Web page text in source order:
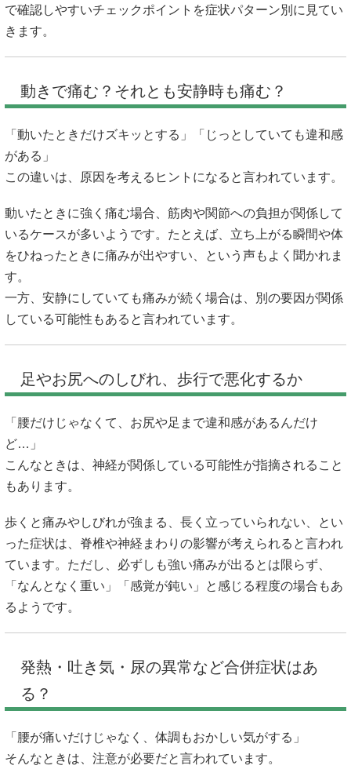
で確認しやすいチェックポイントを症状パターン別に見てい
きます。
動きで痛む？それとも安静時も痛む？
「動いたときだけズキッとする」「じっとしていても違和感
がある」
この違いは、原因を考えるヒントになると言われています。
動いたときに強く痛む場合、筋肉や関節への負担が関係して
いるケースが多いようです。たとえば、立ち上がる瞬間や体
をひねったときに痛みが出やすい、という声もよく聞かれま
す。
一方、安静にしていても痛みが続く場合は、別の要因が関係
している可能性もあると言われています。
足やお尻へのしびれ、歩行で悪化するか
「腰だけじゃなくて、お尻や足まで違和感があるんだけ
ど…」
こんなときは、神経が関係している可能性が指摘されること
もあります。
歩くと痛みやしびれが強まる、長く立っていられない、とい
った症状は、脊椎や神経まわりの影響が考えられると言われ
ています。ただし、必ずしも強い痛みが出るとは限らず、
「なんとなく重い」「感覚が鈍い」と感じる程度の場合もあ
るようです。
発熱・吐き気・尿の異常など合併症状はあ
る？
「腰が痛いだけじゃなく、体調もおかしい気がする」
そんなときは、注意が必要だと言われています。